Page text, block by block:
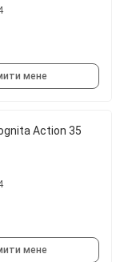
мене
Action 35
мене